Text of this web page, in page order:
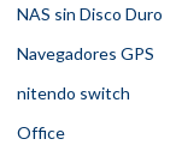
NAS sin Disco Duro
Navegadores GPS
nitendo switch
Office